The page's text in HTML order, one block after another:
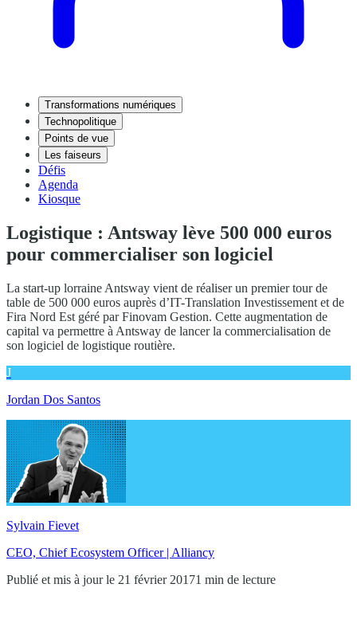
Transformations numériques
Technopolitique
Points de vue
Les faiseurs
Défis
Agenda
Kiosque
Logistique : Antsway lève 500 000 euros
pour commercialiser son logiciel
La start-up lorraine Antsway vient de réaliser un premier tour de
table de 500 000 euros auprès d’IT-Translation Investissement et de
Fira Nord Est géré par Finovam Gestion. Cette augmentation de
capital va permettre à Antsway de lancer la commercialisation de
son logiciel de logistique routière.
J
Jordan Dos Santos
Sylvain Fievet
CEO, Chief Ecosystem Officer | Alliancy
Publié et mis à jour le 21 février 20171 min de lecture